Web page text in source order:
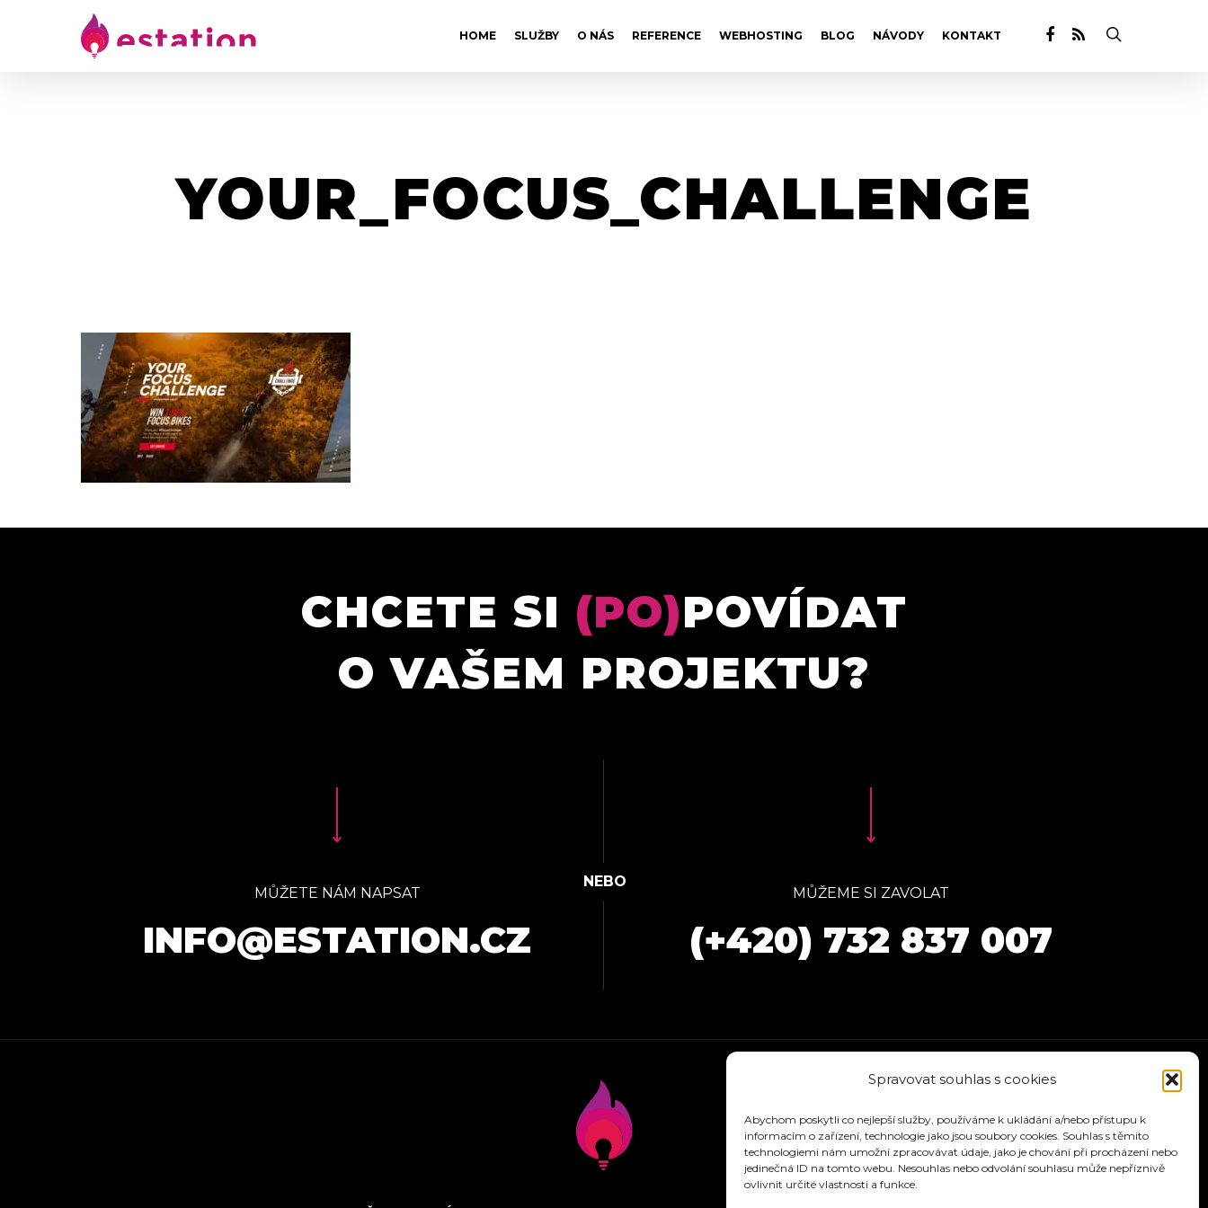
Spravovat souhlas s cookies
Abychom poskytli co nejlepší služby, používáme k ukládání a/nebo přístupu k
informacím o zařízení, technologie jako jsou soubory cookies. Souhlas s těmito
technologiemi nám umožní zpracovávat údaje, jako je chování při procházení nebo
jedinečná ID na tomto webu. Nesouhlas nebo odvolání souhlasu může nepříznivě
ovlivnit určité vlastnosti a funkce.
HOME SLUŽBY O NÁS REFERENCE WEBHOSTING BLOG NÁVODY KONTAKT
YOUR_FOCUS_CHALLENGE
CHCETE SI (PO)POVÍDAT
O VAŠEM PROJEKTU?
MŮŽETE NÁM NAPSAT
INFO@ESTATION.CZ
MŮŽEME SI ZAVOLAT
(+420) 732 837 007